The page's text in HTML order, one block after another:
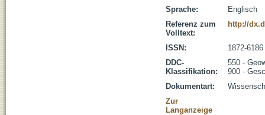
Sprache:
Englisch
Referenz zum
Volltext:
http://
ISSN:
1872-6186
DDC-
Klassifikation:
550 -
900 -
Dokumentart:
Zur
Langanzeige